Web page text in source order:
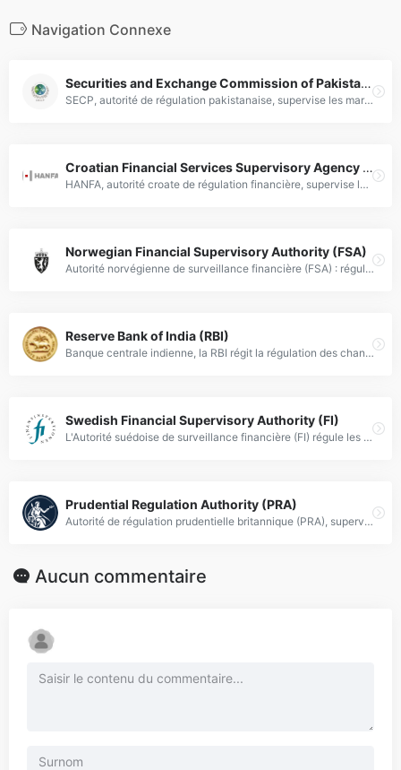
Navigation Connexe
Securities and Exchange Commission of Pakistan (SECP)
SECP, autorité de régulation pakistanaise, supervise les marchés financiers dont le Forex pour garantir l'intégrité des marchés et la protection des investisseurs.
Croatian Financial Services Supervisory Agency (HANFA)
HANFA, autorité croate de régulation financière, supervise les dérivés forex (CFD) et les brokers étrangers pour une sécurité des investisseurs.
Norwegian Financial Supervisory Authority (FSA)
Autorité norvégienne de surveillance financière (FSA) : régulateur des marchés Forex, garant de la stabilité financière et de la protection des investisseurs.
Reserve Bank of India (RBI)
Banque centrale indienne, la RBI régit la régulation des changes, garantit la stabilité monétaire et supervise les systèmes financiers nationaux.
Swedish Financial Supervisory Authority (FI)
L'Autorité suédoise de surveillance financière (FI) régule les marchés des changes, supervise les banques, assurances et valeurs mobilières en Suède.
Prudential Regulation Authority (PRA)
Autorité de régulation prudentielle britannique (PRA), supervisant les institutions financières pour assurer la stabilité et la protection des investisseurs sur le Forex.
Aucun commentaire